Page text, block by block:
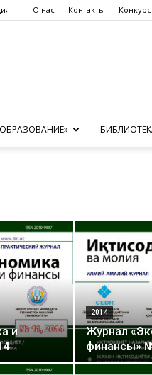
О нас Контакты
и
2014
Журнал
финансы»